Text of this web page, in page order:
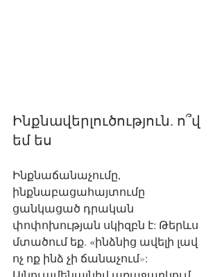
Ինքնավերլուծություն. ո՞վ
եմ ես
Ինքնաճանաչումը,
ինքնաբացահայտումը
ցանկացած դրական
փոփոխության սկիզբն է: Թերևս
մտածում եք. «ինձնից ավելի լավ
ոչ ոք ինձ չի ճանաչում»: